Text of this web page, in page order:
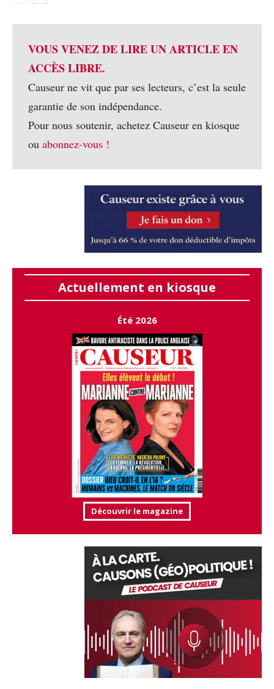
VOUS VENEZ DE LIRE UN ARTICLE EN
ACCÈS LIBRE.
Causeur ne vit que par ses lecteurs, c’est la seule
garantie de son indépendance.
Pour nous soutenir, achetez Causeur en kiosque
ou abonnez-vous !
Actuellement en kiosque
Été 2026
Découvrir le magazine